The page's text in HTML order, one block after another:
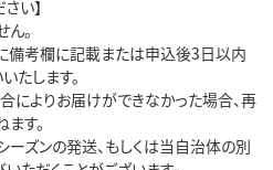
い】
。
備考欄に記載または申込後3日以内
たします。
によりお届けができなかった場合、再
す。
ズンの発送、もしくは当自治体の別